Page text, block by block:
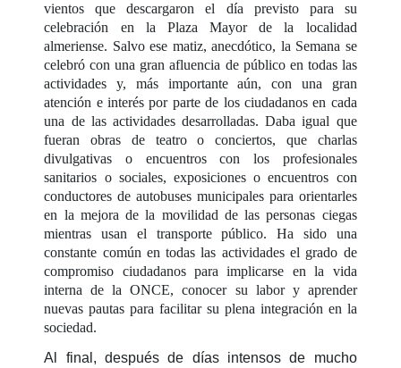
vientos que descargaron el día previsto para su
celebración en la Plaza Mayor de la localidad
almeriense. Salvo ese matiz, anecdótico, la Semana se
celebró con una gran afluencia de público en todas las
actividades y, más importante aún, con una gran
atención e interés por parte de los ciudadanos en cada
una de las actividades desarrolladas. Daba igual que
fueran obras de teatro o conciertos, que charlas
divulgativas o encuentros con los profesionales
sanitarios o sociales, exposiciones o encuentros con
conductores de autobuses municipales para orientarles
en la mejora de la movilidad de las personas ciegas
mientras usan el transporte público. Ha sido una
constante común en todas las actividades el grado de
compromiso ciudadanos para implicarse en la vida
interna de la ONCE, conocer su labor y aprender
nuevas pautas para facilitar su plena integración en la
sociedad.
Al final, después de días intensos de mucho